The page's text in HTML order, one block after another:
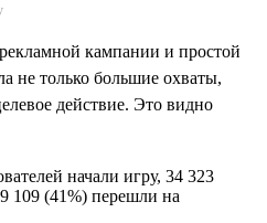
кампании и простой
не только большие охваты,
действие. Это видно